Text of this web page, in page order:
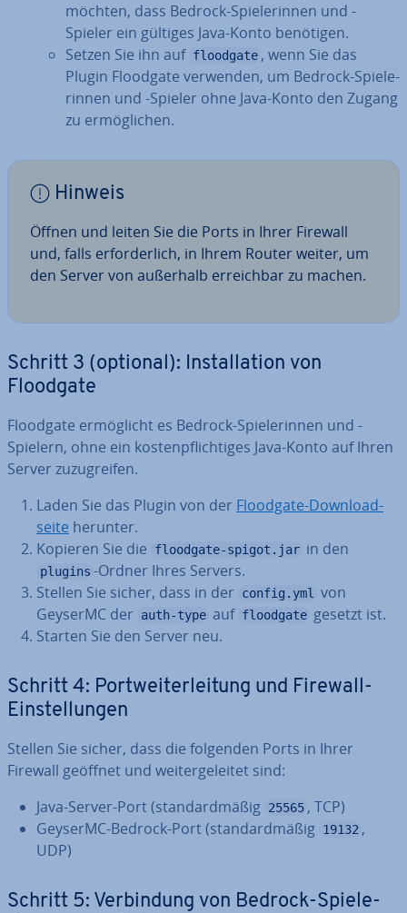
möchten, dass Bedrock-Spie­le­rin­nen und -
Spieler ein gültiges Java-Konto benötigen.
Setzen Sie ihn auf floodgate , wenn Sie das
Plugin Floodgate verwenden, um Bedrock-Spie­le­
rin­nen und -Spieler ohne Java-Konto den Zugang
zu er­mög­li­chen.
Hinweis
Öffnen und leiten Sie die Ports in Ihrer Firewall
und, falls er­for­der­lich, in Ihrem Router weiter, um
den Server von außerhalb er­reich­bar zu machen.
Schritt 3 (optional): In­stal­la­ti­on von
Floodgate
Floodgate er­mög­licht es Bedrock-Spie­le­rin­nen und -
Spielern, ohne ein kos­ten­pflich­ti­ges Java-Konto auf Ihren
Server zu­zu­grei­fen.
Laden Sie das Plugin von der Floodgate-Down­load­
sei­te herunter.
Kopieren Sie die
floodgate-spigot.jar in den
plugins -Ordner Ihres Servers.
Stellen Sie sicher, dass in der
config.yml
von
GeyserMC der
auth-type auf floodgate gesetzt ist.
Starten Sie den Server neu.
Schritt 4: Port­wei­ter­lei­tung und Firewall-
Ein­stel­lun­gen
Stellen Sie sicher, dass die folgenden Ports in Ihrer
Firewall geöffnet und wei­ter­ge­lei­tet sind:
Java-Server-Port (stan­dard­mä­ßig 25565 , TCP)
GeyserMC-Bedrock-Port (stan­dard­mä­ßig 19132 ,
UDP)
Schritt 5: Ver­bin­dung von Bedrock-Spie­le­